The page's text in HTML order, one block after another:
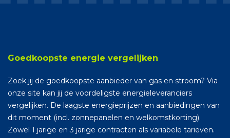
Goedkoopste energie vergelijken
Zoek jij de goedkoopste aanbieder van gas en stroom? Via
onze site kan jij de voordeligste energieleveranciers
vergelijken. De laagste energieprijzen en aanbiedingen van
dit moment (incl. zonnepanelen en welkomstkorting).
Zowel 1 jarige en 3 jarige contracten als variabele tarieven.